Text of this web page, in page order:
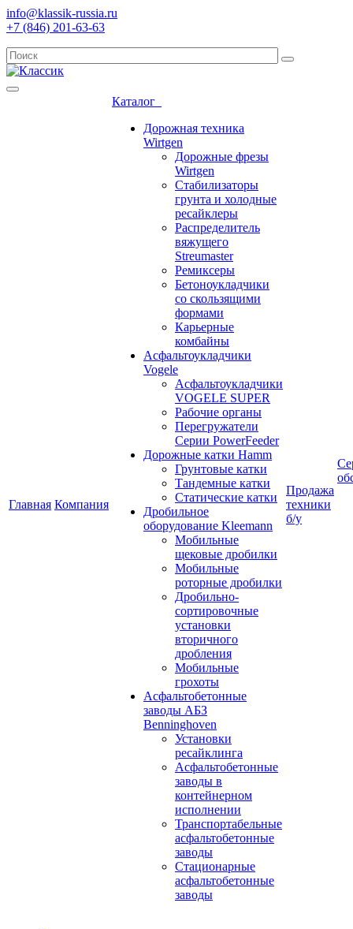
info@klassik-russia.ru
+7 (846) 201-63-63
Главная Компания
Каталог
Дорожная техника
Wirtgen
Дорожные фрезы
Wirtgen
Стабилизаторы
грунта и холодные
ресайклеры
Распределитель
вяжущего
Streumaster
Ремиксеры
Бетоноукладчики
со скользящими
формами
Карьерные
комбайны
Асфальтоукладчики
Vogele
Асфальтоукладчики
VOGELE SUPER
Рабочие органы
Перегружатели
Серии PowerFeeder
Дорожные катки Hamm
Грунтовые катки
Тандемные катки
Статические катки
Дробильное
оборудование Kleemann
Мобильные
щековые дробилки
Мобильные
роторные дробилки
Дробильно-
сортировочные
установки
вторичного
дробления
Мобильные
грохоты
Асфальтобетонные
заводы АБЗ
Benninghoven
Установки
ресайклинга
Асфальтобетонные
заводы в
контейнерном
исполнении
Транспортабельные
асфальтобетонные
заводы
Стационарные
асфальтобетонные
заводы
Продажа
техники
б/у